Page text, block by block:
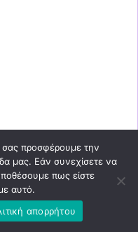
σας προσφέρουμε την
μας. Εάν συνεχίσετε να
πως είστε
αυτό.
απορρήτου